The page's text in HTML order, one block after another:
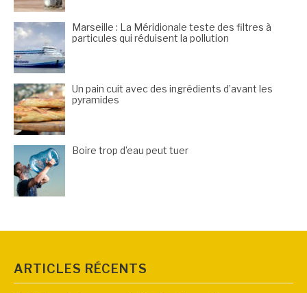
Marseille : La Méridionale teste des filtres à
particules qui réduisent la pollution
Un pain cuit avec des ingrédients d’avant les
pyramides
Boire trop d’eau peut tuer
ARTICLES RÉCENTS